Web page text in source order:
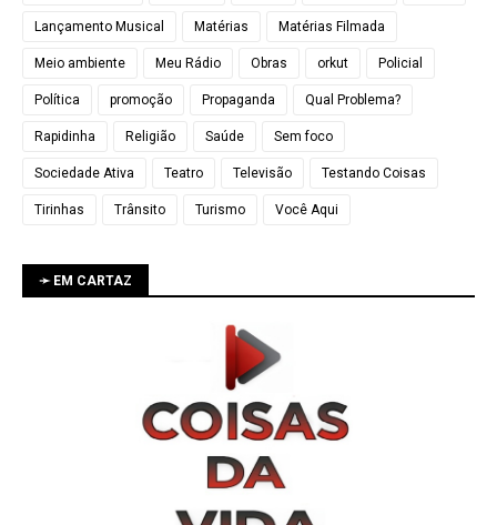
Lançamento Musical Matérias Matérias Filmada
Meio ambiente Meu Rádio Obras orkut Policial
Política promoção Propaganda Qual Problema?
Rapidinha Religião Saúde Sem foco
Sociedade Ativa Teatro Televisão Testando Coisas
Tirinhas Trânsito Turismo Você Aqui
➛ EM CARTAZ